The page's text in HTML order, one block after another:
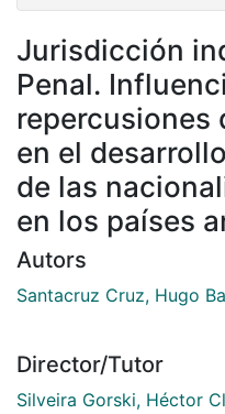
Jurisdicción
Penal.
repercusiones
en el
de las
en los países
Autors
Santacruz Cruz, Hugo
Director/Tutor
Silveira Gorski, Héctor